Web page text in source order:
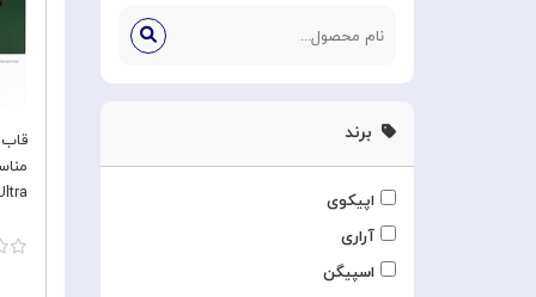
برند
اپیکوی
آراری
اسپیگن